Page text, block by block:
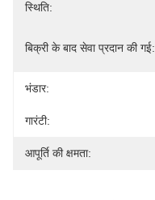
स्थिति:
बिक्री के बाद सेवा प्रदान की गई:
भंडार:
गारंटी:
आपूर्ति की क्षमता: